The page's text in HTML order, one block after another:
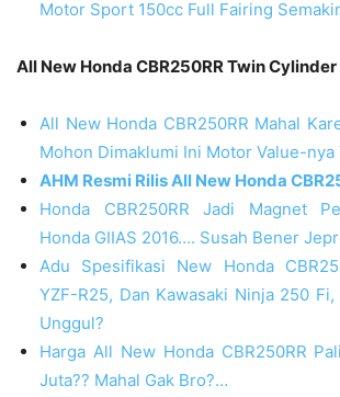
Motor Sport 150cc Full Fairing
All New Honda CBR250RR Twin Cylinder
All New Honda CBR250RR Mahal
Mohon Dimaklumi Ini Motor Value-nya
AHM Resmi Rilis All New Honda
Honda CBR250RR Jadi Magnet
Honda GIIAS 2016…. Susah Bener
Adu Spesifikasi New Honda
YZF-R25, Dan Kawasaki Ninja 250 Fi,
Unggul?
Harga All New Honda CBR250RR
Juta?? Mahal Gak Bro?…